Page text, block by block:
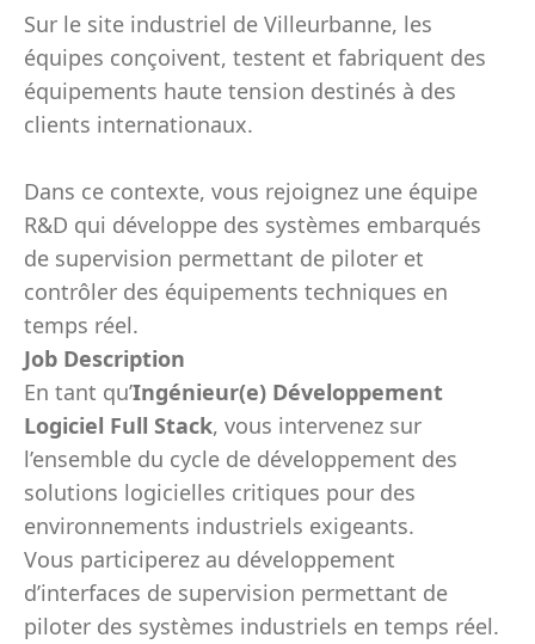
Sur le site industriel de Villeurbanne, les
équipes conçoivent, testent et fabriquent des
équipements haute tension destinés à des
clients internationaux.
Dans ce contexte, vous rejoignez une équipe
R&D qui développe des systèmes embarqués
de supervision permettant de piloter et
contrôler des équipements techniques en
temps réel.
Job Description
En tant qu’Ingénieur(e) Développement
Logiciel Full Stack, vous intervenez sur
l’ensemble du cycle de développement des
solutions logicielles critiques pour des
environnements industriels exigeants.
Vous participerez au développement
d’interfaces de supervision permettant de
piloter des systèmes industriels en temps réel.